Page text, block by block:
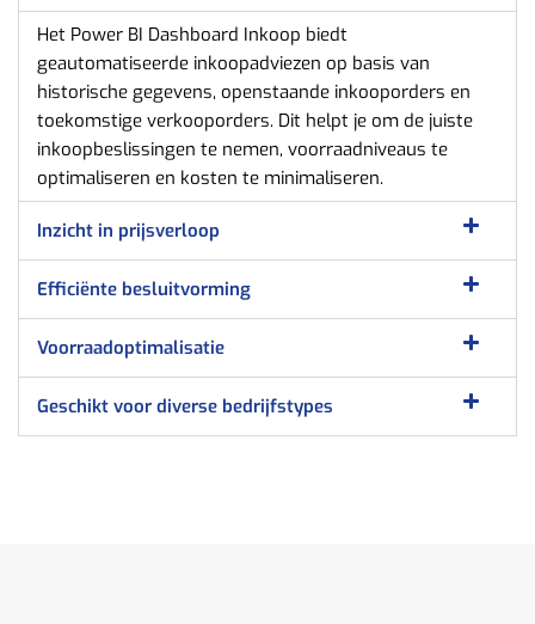
Het Power BI Dashboard Inkoop biedt
geautomatiseerde inkoopadviezen op basis van
historische gegevens, openstaande inkooporders en
toekomstige verkooporders. Dit helpt je om de juiste
inkoopbeslissingen te nemen, voorraadniveaus te
optimaliseren en kosten te minimaliseren.
Inzicht in prijsverloop
Efficiënte besluitvorming
Voorraadoptimalisatie
Geschikt voor diverse bedrijfstypes